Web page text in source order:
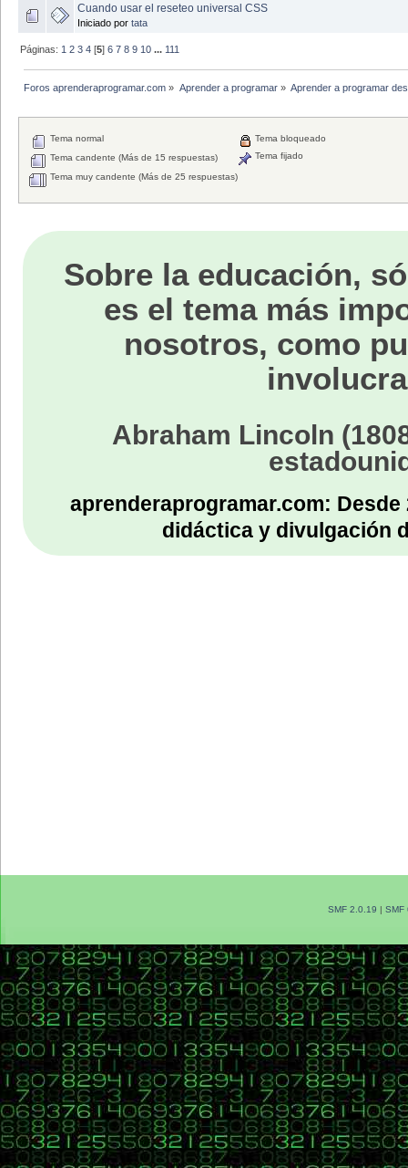
Cuando usar el reseteo universal CSS
Iniciado por tata
Páginas: 1 2 3 4 [5]6 7 8 9 10 ... 111
Foros aprenderaprogramar.com » Aprender a programar» Aprender a programar
Tema normal
Tema candente (Más de 15 respuestas)
Tema muy candente (Más de 25 respuestas)
Tema bloqueado
Tema fijado
Sobre la educación,
es el tema más
nosotros, como
Abraham Lincoln
aprenderaprogramar.com:
didáctica y divulgación
SMF 2.0.19 | SMF